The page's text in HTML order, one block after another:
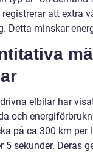
registrerar att extra
Detta minskar
elbilar har
och
på ca 300 km
5 sekunder. Deras